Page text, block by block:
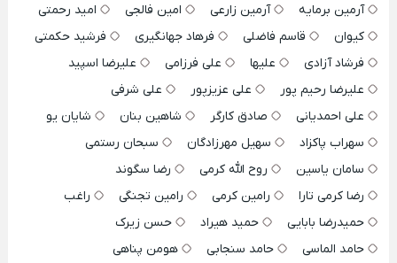
آرمین برمایه
آرمین زارعی امین فالجی
امید رحمتی
کیوان
قاسم فاضلی فرهاد جهانگیری
فرشید حکمتی
فرشاد آزادی
علیها علی فرزامی
علیرضا اسپید
علیرضا رحیم پور
علی عزیزپور
علی شرفی
علی احمدیانی
صادق کارگر شاهین بنان
شایان یو
سهراب پاکزاد
سهیل مهرزادگان
سبحان رستمی
سامان یاسین
روح الله کرمی
رضا سگوند
رضا کرمی تارا
رامین کرمی رامین تجنگی
راغب
حمیدرضا بابایی
حمید هیراد
حسن زیرک
حامد الماسی
حامد سنجابی
هومن پناهی